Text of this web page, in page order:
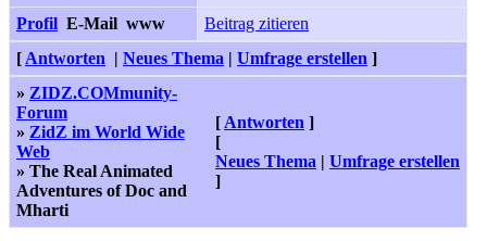
Profil E-Mail www
Beitrag zitieren
[ Antworten | Neues Thema | Umfrage erstellen ]
» ZIDZ.COMmunity-
Forum
» ZidZ im World Wide
Web
» The Real Animated
Adventures of Doc and
Mharti
[ Antworten ]
[
Neues Thema | Umfrage erstellen
]